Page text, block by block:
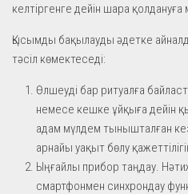
келтіргенге дейін шара қолдануға
Қысымды бақылауды әдетке
тәсіл көмектеседі:
Өлшеуді бар ритуалға
немесе кешке ұйқыға дейін
адам мүлдем тынышталған
арнайы уақыт бөлу
Ыңғайлы прибор таңдау.
смартфонмен синхрондау